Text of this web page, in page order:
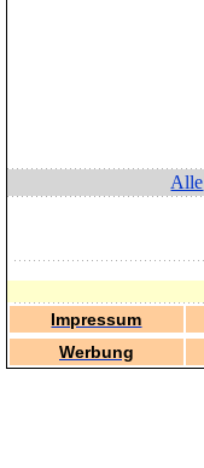
Alle
Impressum
Werbung